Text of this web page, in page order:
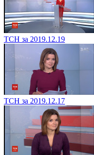
ТСН за 2019.12.19
ТСН за 2019.12.17